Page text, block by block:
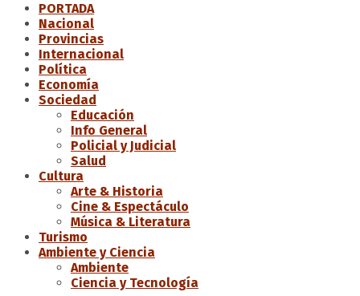
PORTADA
Nacional
Provincias
Internacional
Política
Economía
Sociedad
Educación
Info General
Policial y Judicial
Salud
Cultura
Arte & Historia
Cine & Espectáculo
Música & Literatura
Turismo
Ambiente y Ciencia
Ambiente
Ciencia y Tecnología